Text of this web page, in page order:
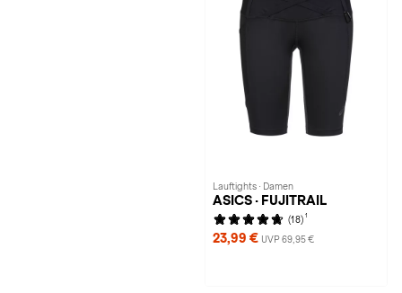
Lauftights · Damen
ASICS · FUJITRAIL
(18) 1
23,99 € UVP 69,95 €